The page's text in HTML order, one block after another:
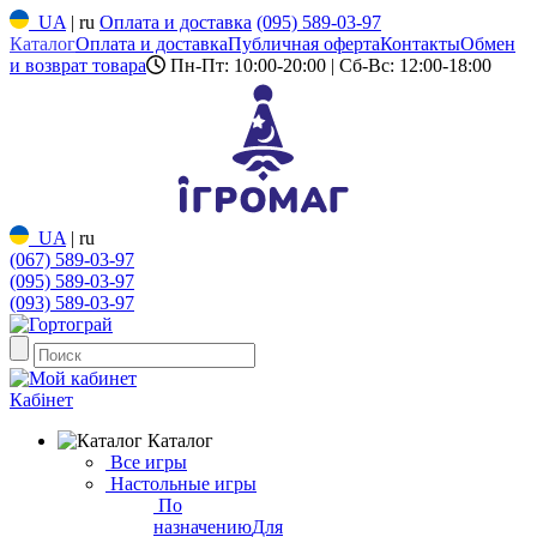
UA | ru Оплата и доставка (095) 589-03-97
КаталогОплата и доставкаПубличная офертаКонтактыОбмен
и возврат товара
Пн-Пт: 10:00-20:00 | Сб-Вс: 12:00-18:00
UA | ru
(067) 589-03-97
(095) 589-03-97
(093) 589-03-97
Кабінет
Каталог
Все игры
Настольные игры
По
назначениюДля